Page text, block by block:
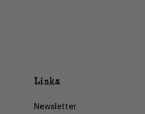
Links
Newsletter